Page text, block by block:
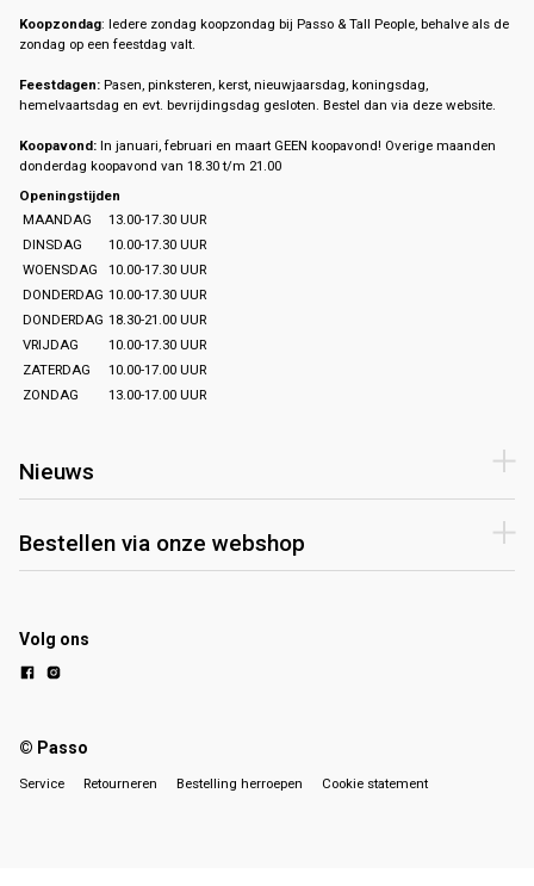
Koopzondag: Iedere zondag koopzondag bij Passo & Tall People, behalve als de
zondag op een feestdag valt.
Feestdagen: Pasen, pinksteren, kerst, nieuwjaarsdag, koningsdag,
hemelvaartsdag en evt. bevrijdingsdag gesloten. Bestel dan via deze website.
Koopavond: In januari, februari en maart GEEN koopavond! Overige maanden
donderdag koopavond van 18.30 t/m 21.00
Openingstijden
MAANDAG
13.00-17.30 UUR
DINSDAG
10.00-17.30 UUR
WOENSDAG
10.00-17.30 UUR
DONDERDAG 10.00-17.30 UUR
DONDERDAG 18.30-21.00 UUR
VRIJDAG
10.00-17.30 UUR
ZATERDAG
10.00-17.00 UUR
ZONDAG
13.00-17.00 UUR
Nieuws
Bestellen via onze webshop
Volg ons
© Passo
Service Retourneren Bestelling herroepen Cookie statement